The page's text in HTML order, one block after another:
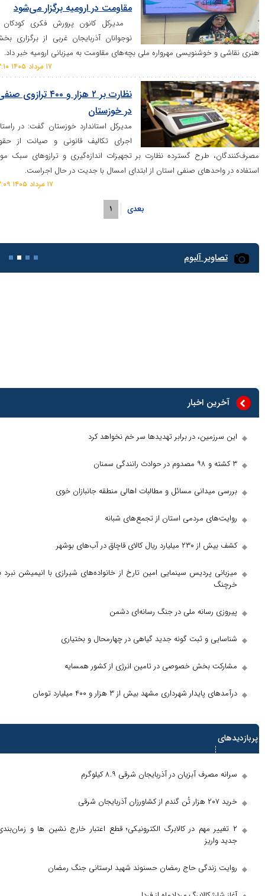
مقاومت در ارومیه برگزار می‌شود
مدیرکل کانون پرورش فکری کودکان و
نوجوانان آذربایجان غربی از برگزاری بخش
مهرواره ملی بچه‌های مقاومت به میزبانی ارومیه خبر داد.
نظارت بر ۲ هزار و ۴۰۰ ترازوی صنفی
در خوزستان
مدیرکل استاندارد خوزستان گفت: در راستای
اجرای تکالیف قانونی و صیانت از حقوق
طرح گسترده نظارت بر تجهیزات اندازه‌گیری و ترازو‌های سبک مورد
صنفی استان از ابتدای امسال با جدیت در حال اجراست.
آلبوم
اخبار
در برابر تهدید‌ها سر خم نخواهد کرد
مسائل و مطالبات اهالی منطقه جانبازان خوی
مردمی استان از تجمع‌های شبانه
قاچاق در آب‌های بوشهر
پردیس سینمایی امین تارخ از خانواده‌های شیرازی با انیمیشن نبرد با
ملی در جنگ رسانه‌ای دشمن
و ثبت گونه جدید گیاهی در چهارمحال و بختیاری
بخش خصوصی در تامین انرژی از کشور همسایه
شهرداری مشهد بیش از ۳ هزار و ۴۰۰‌ میلیارد تومان
آبزیان در آذربایجان شرقی ۸.۹ کیلوگرم
مهم در کالابرگ الکترونیکی؛ قطع اعتبار خارج‌ نشین‌ ها و زمان‌بندی
حاج رمضان حسنوند شهید لرستانی جنگ رمضان